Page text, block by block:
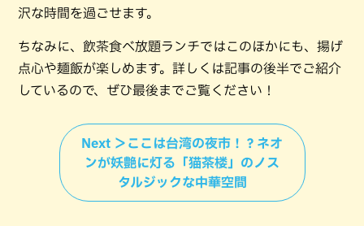
沢な時間を過ごせます。
ちなみに、飲茶食べ放題ランチではこのほかにも、揚げ
点心や麺飯が楽しめます。詳しくは記事の後半でご紹介
しているので、ぜひ最後までご覧ください！
Next ＞ここは台湾の夜市！？ネオ
ンが妖艶に灯る「猫茶楼」のノス
タルジックな中華空間